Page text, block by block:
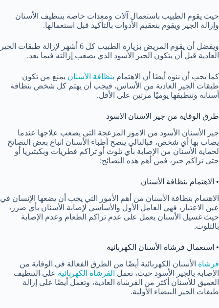
حيث يقوم الطبيب باستعمال آلات ومعدات خاصة بتنظيف الأسنان
وإزالة الجير ويقوم بتعقيم الأدوات بالتأكيد قبل استعمالها.
ويفضل أن يقوم المريض بزيارة الطبيب كل 6 أشهر لإزالة طبقات الجير
العادية قبل أن يتكون الجير الأسود الذي يصعب إزالته فيما بعد.
كما يجب أن ننوه أيضًا أن الاهتمام بنظافة الأسنان يمنع من تكون
طبقات الجير العادية من الأساس، فيجب أن يهتم كل شخص بنظافة
أسنانه وتنظيفها يوميًا مرتين على الأقل.
طرق الوقاية من جير الاسنان الاسود
جير الأسنان الأسود من الامور المزعجة التي يصعب علاجها عندما
يصاب بها أي شخص، فبالتالي ينصح أطباء الأسنان اتباع بعض النصائح
لحماية الأسنان من الإصابة بأي تلوث أو تراكم فطريات وبكيتيريا أو
حتى تراكم جير، فمن أهم هذه النصائح:
• الاهتمام بنظافة الأسنان
الاهتمام بنظافة الأسنان من أهم الأمور التي يجب أن يضعها الإنسان في
عين الاعتبار، فهي العامل الأول والأساسي لإصابة الأسنان بأي ضرر،
حيث غسيل الأسنان يعمل على عدم تراكم الطعام وعدم الإصابة
بالتلوث.
• استعمال فرشاة الأسنان الكهربائية
فرشاة الأسنان الكهربائية أيضًا من الطرق الفعالة في الوقاية من
الإصابة بالجير الأسود حيث، تعمل الفرشاة الكهربائية على التنظيف
العميق للأسنان أكثر من الفرشاة العادية، وتعمل أيضًا على إزالة
طبقات الجير البيضاء الأولية.